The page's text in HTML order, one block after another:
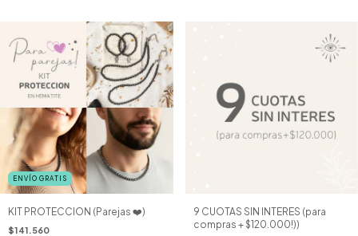
ENVÍO GRATIS
KIT PROTECCION (Parejas ❤️)
$141.560
9 CUOTAS SIN INTERES (para
compras + $120.000!))